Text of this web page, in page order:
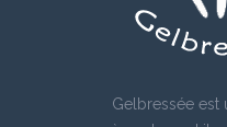
Gelbressée est